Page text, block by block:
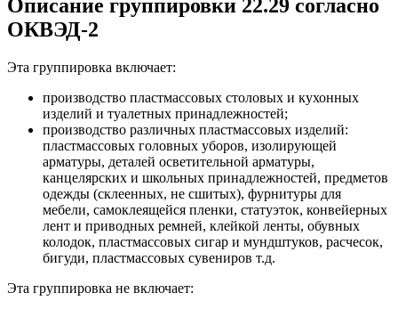
Описание группировки 22.29 согласно
ОКВЭД-2
Эта группировка включает:
производство пластмассовых столовых и кухонных
изделий и туалетных принадлежностей;
производство различных пластмассовых изделий:
пластмассовых головных уборов, изолирующей
арматуры, деталей осветительной арматуры,
канцелярских и школьных принадлежностей, предметов
одежды (склеенных, не сшитых), фурнитуры для
мебели, самоклеящейся пленки, статуэток, конвейерных
лент и приводных ремней, клейкой ленты, обувных
колодок, пластмассовых сигар и мундштуков, расчесок,
бигуди, пластмассовых сувениров т.д.
Эта группировка не включает: